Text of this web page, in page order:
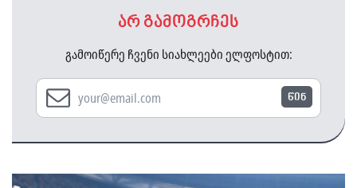
არ გამოგრჩეს
გამოიწერე ჩვენი სიახლეები ელფოსტით:
წინ